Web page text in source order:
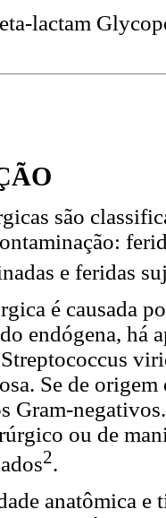
lactam
são
e feridas
é causada
endógena, há
Se de
Gram-
ou de
2.
anatômica e